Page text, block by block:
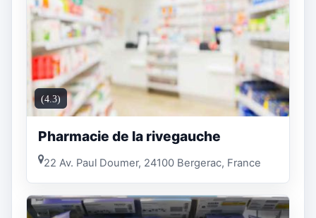
(4.3)
Pharmacie de la rivegauche
22 Av. Paul Doumer, 24100 Bergerac, France